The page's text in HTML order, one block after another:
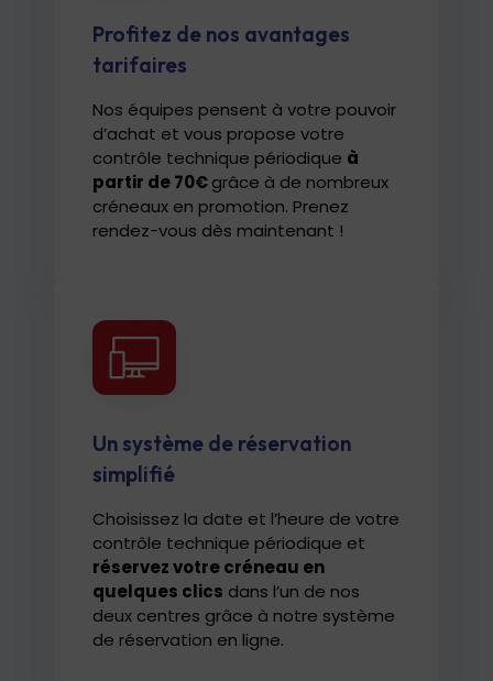
Profitez de nos avantages
tarifaires
Nos équipes pensent à votre pouvoir
d’achat et vous propose votre
contrôle technique périodique à
partir de 70€grâce à de nombreux
créneaux en promotion. Prenez
rendez-vous dès maintenant !
Un système de réservation
simplifié
Choisissez la date et l’heure de votre
contrôle technique périodique et
réservez votre créneau en
quelques clics dans l’un de nos
deux centres grâce à notre système
de réservation en ligne.